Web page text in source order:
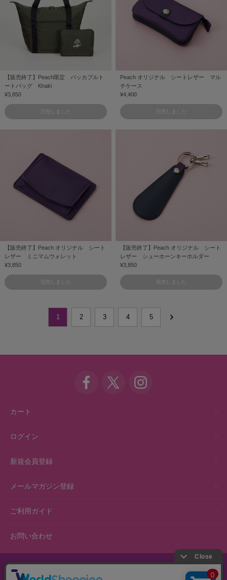
【販売終了】Peach限定 パッカブルト
ートバッグ Khaki
¥3,850
完売しました
Peach オリジナル シートレザー マル
チケース
¥4,400
完売しました
【販売終了】Peach オリジナル シート
レザー ミニマムウォレット
¥3,850
完売しました
【販売終了】Peach オリジナル シート
レザー シューホーンキーホルダー
¥3,850
完売しました
1 2 3 4 5
カート
ログイン
新規会員登録
メールマガジン登録
ご利用ガイド
お問い合わせ